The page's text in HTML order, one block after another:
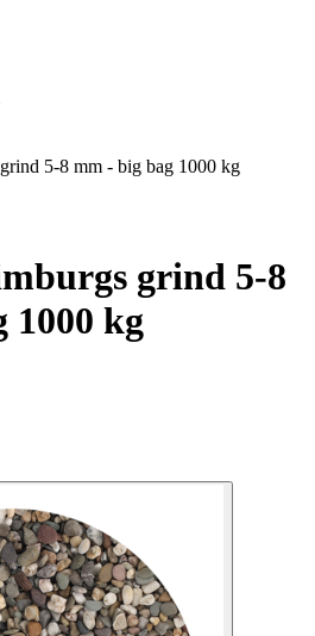
5-8 mm - big bag 1000 kg
grind 5-8
1000 kg